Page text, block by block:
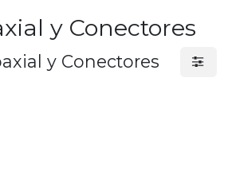
y Conectores
y Conectores